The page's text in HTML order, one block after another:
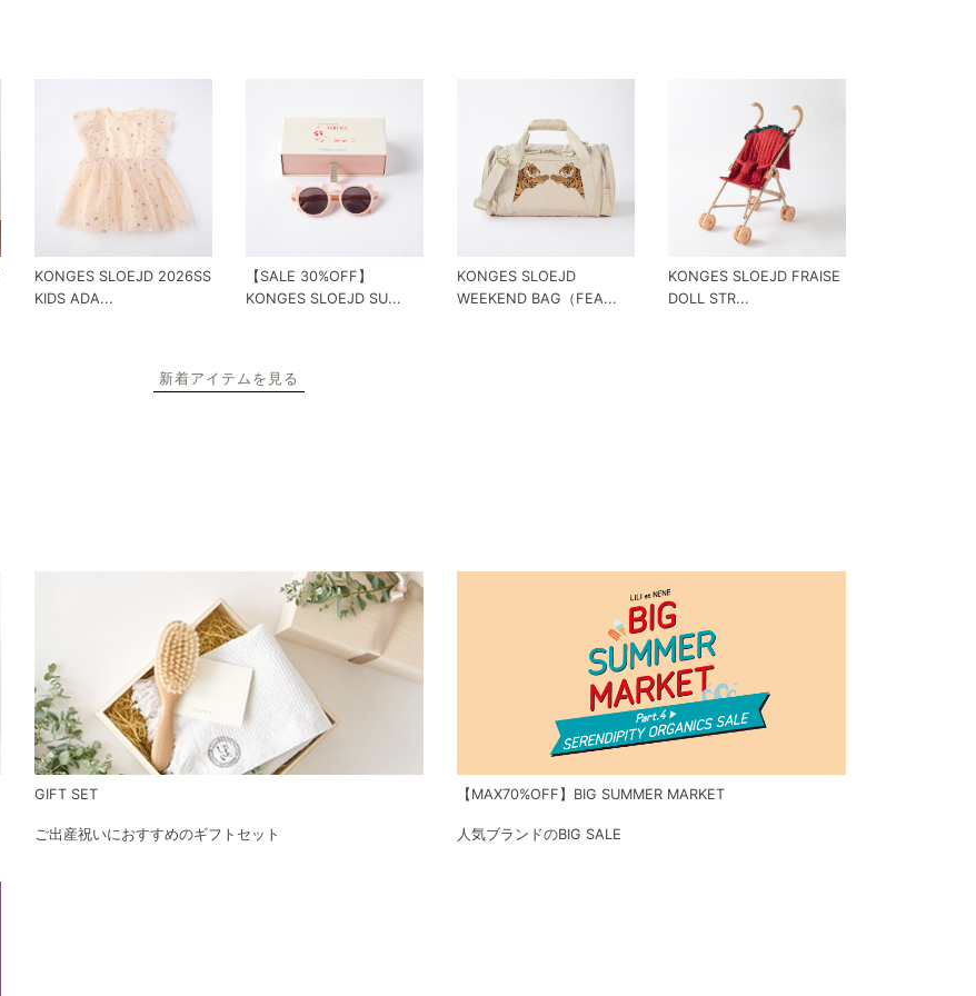
KONGES SLOEJD 2026SS
KIDS ADA...
【SALE 30%OFF】
KONGES SLOEJD SU...
KONGES SLOEJD
WEEKEND BAG（FEA...
KONGES SLOEJD FRAISE
DOLL STR...
新着アイテムを見る
GIFT SET
ご出産祝いにおすすめのギフトセット
【MAX70%OFF】BIG SUMMER MARKET
人気ブランドのBIG SALE